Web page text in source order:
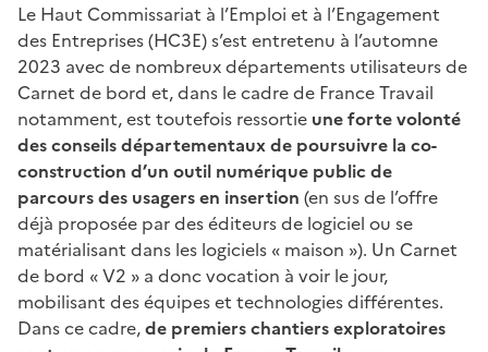
Le Haut Commissariat à l’Emploi et à l’Engagement
des Entreprises (HC3E) s’est entretenu à l’automne
2023 avec de nombreux départements utilisateurs de
Carnet de bord et, dans le cadre de France Travail
notamment, est toutefois ressortie une forte volonté
des conseils départementaux de poursuivre la co-
construction d’un outil numérique public de
parcours des usagers en insertion (en sus de l’offre
déjà proposée par des éditeurs de logiciel ou se
matérialisant dans les logiciels « maison »). Un Carnet
de bord « V2 » a donc vocation à voir le jour,
mobilisant des équipes et technologies différentes.
Dans ce cadre,de premiers chantiers exploratoires